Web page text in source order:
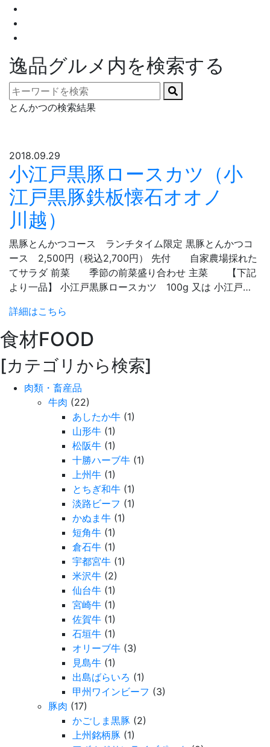
逸品グルメ内を検索する
とんかつの検索結果
2018.09.29
小江戸黒豚ロースカツ（小
江戸黒豚鉄板懐石オオノ
川越）
黒豚とんかつコース ランチタイム限定 黒豚とんかつコ
ース 2,500円（税込2,700円） 先付 自家農場採れた
てサラダ 前菜 季節の前菜盛り合わせ 主菜 【下記
より一品】 小江戸黒豚ロースカツ 100g 又は 小江戸…
詳細はこちら
食材FOOD
[カテゴリから検索]
肉類・畜産品
牛肉 (22)
あしたか牛 (1)
山形牛 (1)
松阪牛 (1)
十勝ハーブ牛 (1)
上州牛 (1)
とちぎ和牛 (1)
淡路ビーフ (1)
かぬま牛 (1)
短角牛 (1)
倉石牛 (1)
宇都宮牛 (1)
米沢牛 (2)
仙台牛 (1)
宮崎牛 (1)
佐賀牛 (1)
石垣牛 (1)
オリーブ牛 (3)
見島牛 (1)
出島ばらいろ (1)
甲州ワインビーフ (3)
豚肉 (17)
かごしま黒豚 (2)
上州銘柄豚 (1)